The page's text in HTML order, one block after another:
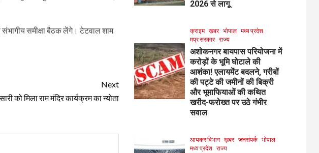
समीक्षा बैठक लेंगे। टेटवाल शाम
Next
को मिला राम मंदिर कार्यक्रम का न्योता
2026 से लागू
क्राइम ख़बर भोपाल मध्य प्रदेश
मप्र सरकार राज्य
अशोकनगर बायपास परियोजना में
करोड़ों के भूमि घोटाले की
आशंका! एलायमेंट बदलने, गरीबों
की पट्टे की जमीनों की बिक्री
और भूमाफियाओं की कथित
खरीद-फरोख्त पर उठे गंभीर
सवाल
आयकर विभाग ख़बर जनसंपर्क भोपाल
मध्य प्रदेश राज्य